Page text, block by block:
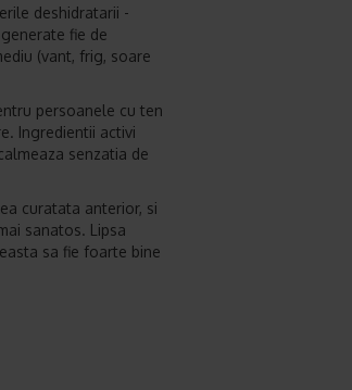
deshidratarii -
fie de
(vant, frig, soare
persoanele cu ten
Ingredientii activi
senzatia de
curatata anterior, si
sanatos. Lipsa
sa fie foarte bine